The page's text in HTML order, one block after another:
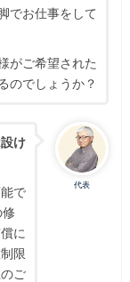
でお仕事をして
がご希望された
のでしょうか？
代表
け
で
に
限
ご